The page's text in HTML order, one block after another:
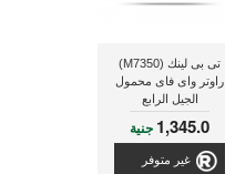
تى بى لينك (M7350)
راوتر واى فاى محمول
الجيل الرابع
1,345.0 جنية
غير متوفر